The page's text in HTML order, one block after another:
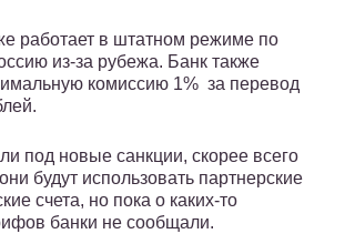
работает в штатном режиме по
из-за рубежа. Банк также
комиссию 1% за перевод
под новые санкции, скорее всего
будут использовать партнерские
счета, но пока о каких-то
банки не сообщали.